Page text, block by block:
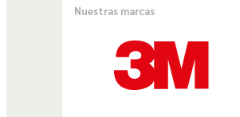
Nuestras marcas